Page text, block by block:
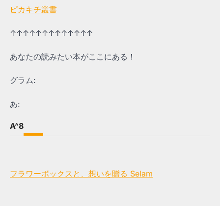
ピカキチ叢書
↑↑↑↑↑↑↑↑↑↑↑↑↑
あなたの読みたい本がここにある！
グラム:
あ:
A^8
フラワーボックスと、想いを贈る Selam